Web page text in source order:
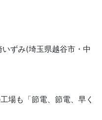
ずみ(埼玉県越谷市・中
場も「節電、節電、早く